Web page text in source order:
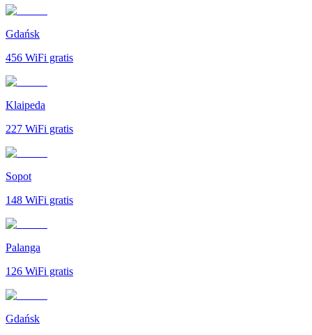
Gdańsk
456 WiFi gratis
Klaipeda
227 WiFi gratis
Sopot
148 WiFi gratis
Palanga
126 WiFi gratis
Gdańsk